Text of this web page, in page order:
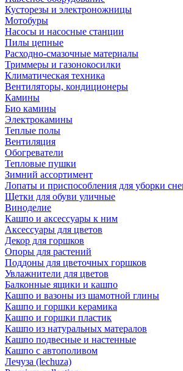
Кусторезы и электроножницы
Мотобуры
Насосы и насосные станции
Пилы цепные
Расходно-смазочные материалы
Триммеры и газонокосилки
Климатическая техника
Вентиляторы, кондиционеры
Камины
Био камины
Электрокамины
Теплые полы
Вентиляция
Обогреватели
Тепловые пушки
Зимний ассортимент
Лопаты и приспособления для уборки
Щетки для обуви уличные
Виноделие
Кашпо и аксессуары к ним
Аксессуары для цветов
Декор для горшков
Опоры для растений
Поддоны для цветочных горшков
Увлажнители для цветов
Балконные ящики и кашпо
Кашпо и вазоны из шамотной глины
Кашпо и горшки керамика
Кашпо и горшки пластик
Кашпо из натуральных матералов
Кашпо подвесные и настенные
Кашпо с автополивом
Лечуза (lechuza)